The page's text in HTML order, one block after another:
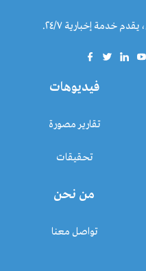
خدمة إخبارية ٢٤/٧.
فيديوهات
تقارير مصورة
تحقيقات
من نحن
تواصل معنا